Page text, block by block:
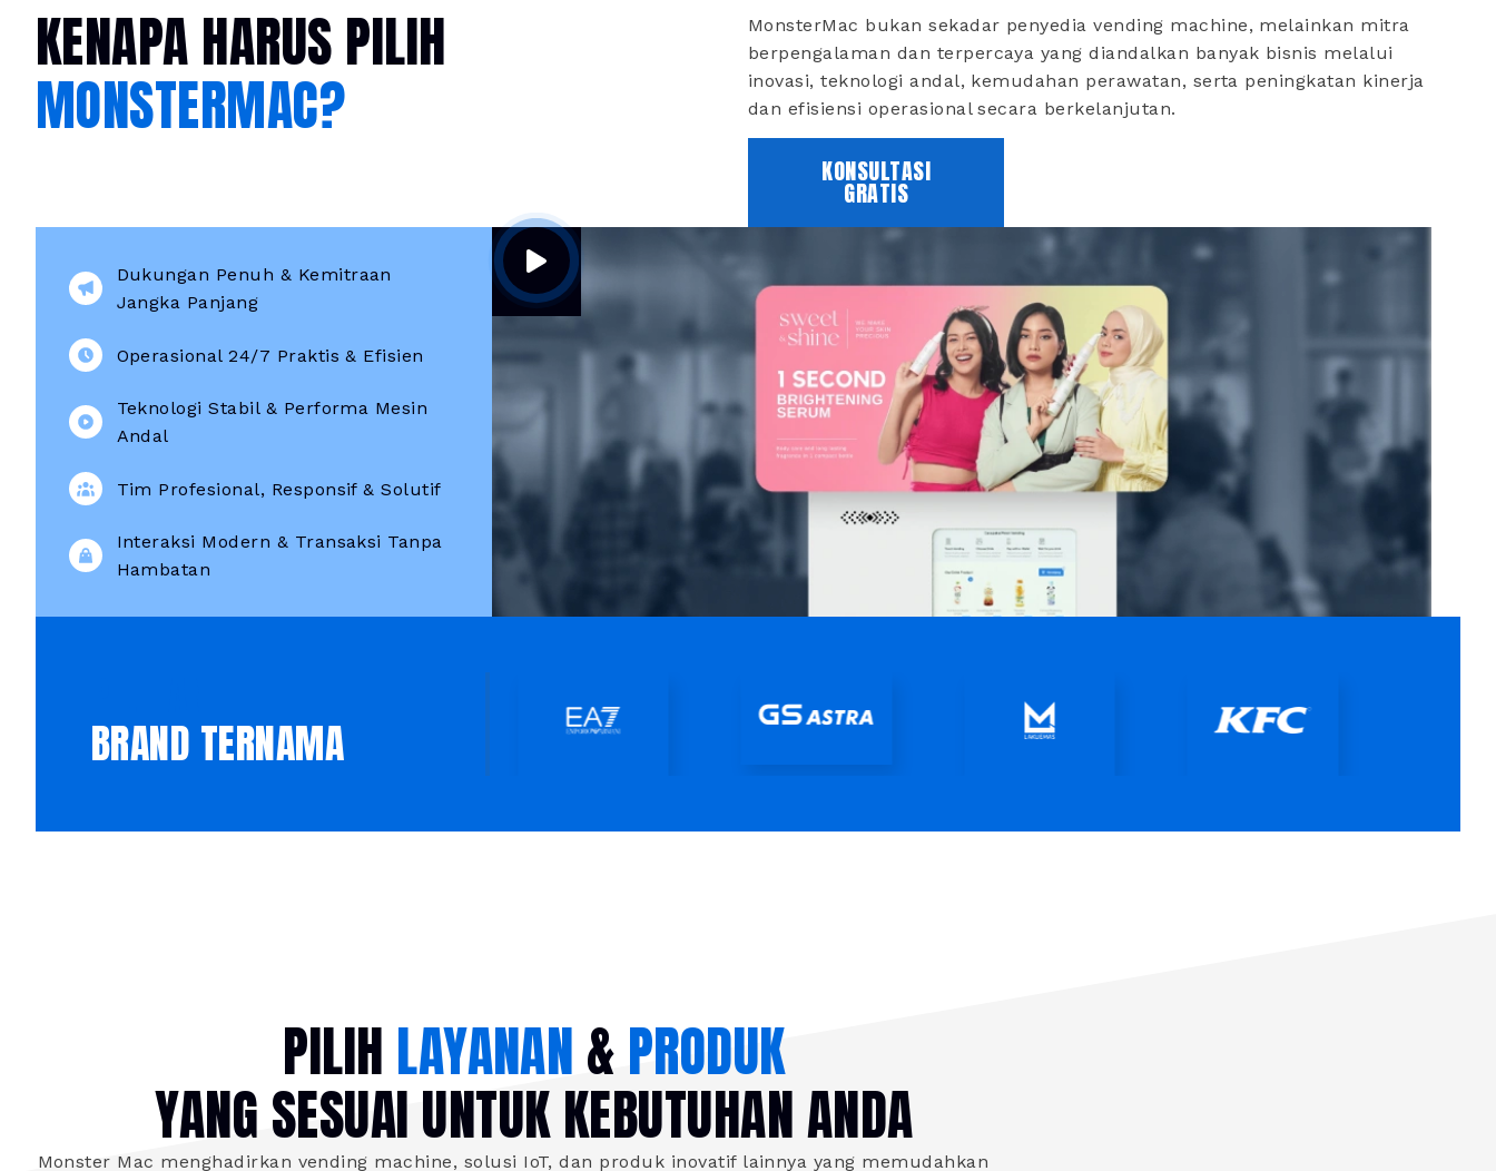
KENAPA HARUS PILIH
MONSTERMAC?
MonsterMac bukan sekadar penyedia vending machine, melainkan mitra
berpengalaman dan terpercaya yang diandalkan banyak bisnis melalui
inovasi, teknologi andal, kemudahan perawatan, serta peningkatan kinerja
dan efisiensi operasional secara berkelanjutan.
KONSULTASI
GRATIS
Dukungan Penuh & Kemitraan
Jangka Panjang
Operasional 24/7 Praktis & Efisien
Teknologi Stabil & Performa Mesin
Andal
Tim Profesional, Responsif & Solutif
Interaksi Modern & Transaksi Tanpa
Hambatan
BRAND TERNAMA
PILIH LAYANAN&PRODUK
YANG SESUAI UNTUK KEBUTUHAN ANDA
Monster Mac menghadirkan vending machine, solusi IoT, dan produk inovatif lainnya yang memudahkan